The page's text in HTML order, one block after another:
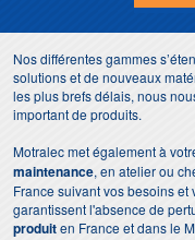
Nos différentes gammes
solutions et de nouveaux
les plus brefs délais, nous
important de produits.
Motralec met également à
maintenance, en atelier ou
France suivant vos besoins
garantissent l'absence de
produiten France et dans le